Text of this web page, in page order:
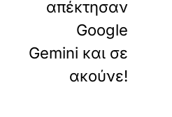
απέκτησαν
Google
Gemini και σε
ακούνε!